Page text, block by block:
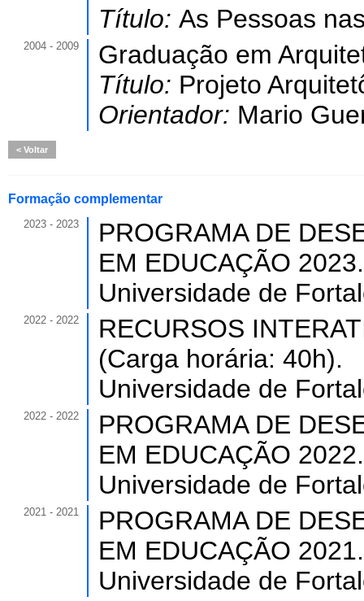
Título: As Pessoas
2004 - 2009
Graduação em
Título: Projeto
Orientador: Mario
Voltar
Formação complementar
2023 - 2023
PROGRAMA DE
EM EDUCAÇÃO
Universidade de
2022 - 2022
RECURSOS
(Carga horária: 40h).
Universidade de
2022 - 2022
PROGRAMA DE
EM EDUCAÇÃO
Universidade de
2021 - 2021
PROGRAMA DE
EM EDUCAÇÃO
Universidade de